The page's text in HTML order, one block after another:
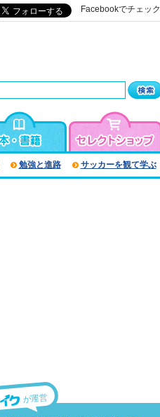
Facebookでチェック
勉強と進路 サッカーを観て学ぶ
が運営